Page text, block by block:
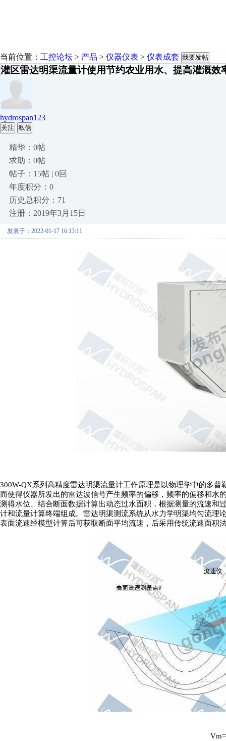
当前位置： 工控论坛 > 产品 > 仪器仪表 > 仪表成套 我要发帖
灌区雷达明渠流量计使用节约农业用水、提高灌溉效
hydrospan123
关注 私信
精华：0帖
求助：0帖
帖子：15帖 | 0回
年度积分：0
历史总积分：71
注册：2019年3月15日
发表于：2022-01-17 16:13:11
300W-QX系列高精度雷达明渠流量计工作原理是以物理学中的多普
而使得仪器所发出的雷达波信号产生频率的偏移，频率的偏移和水
测得水位 结合断面数据计算出动态过水面积，根据测量的流速和
计和流量计算终端组成。雷达明渠测流系统从水力学明渠均匀流理
表面流速经模型计算后可获取断面平均流速，后采用传统流速面积